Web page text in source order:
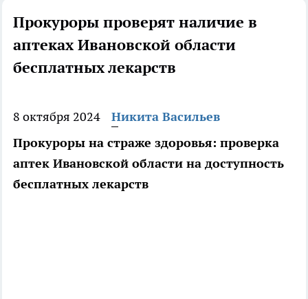
Прокуроры проверят наличие в
аптеках Ивановской области
бесплатных лекарств
8 октября 2024
Никита Васильев
Прокуроры на страже здоровья: проверка
аптек Ивановской области на доступность
бесплатных лекарств